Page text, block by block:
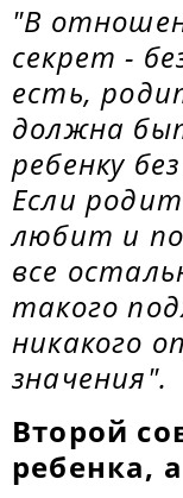
"В
секрет -
есть,
должна
ребенку
Если
любит и
все
такого
никакого
значения".
Второй
ребенка,